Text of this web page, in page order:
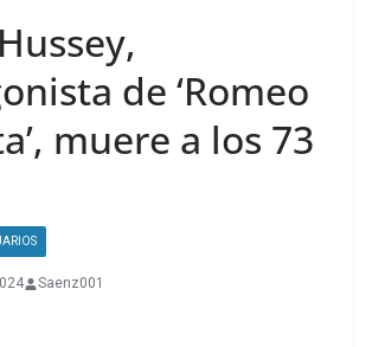
de ‘Romeo
muere a los 73
Saenz001